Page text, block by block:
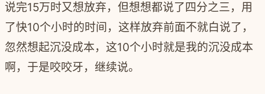
说完15万时又想放弃，但想想都说了四分之三，用
了快10个小时的时间，这样放弃前面不就白说了，
忽然想起沉没成本，这10个小时就是我的沉没成本
啊，于是咬咬牙，继续说。